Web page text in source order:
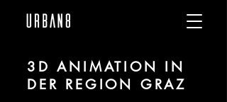
3D ANIMATION IN
DER REGION GRAZ